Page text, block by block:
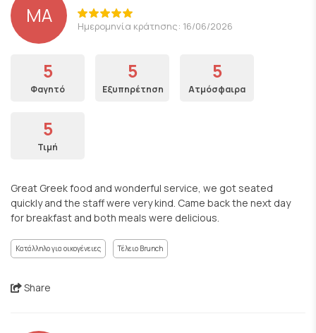
MA Ημερομηνία κράτησης: 16/06/2026
5
Φαγητό
5
Εξυπηρέτηση
5
Ατμόσφαιρα
5
Τιμή
Great Greek food and wonderful service, we got seated
quickly and the staff were very kind. Came back the next day
for breakfast and both meals were delicious.
Κατάλληλο για οικογένειες Τέλειο Brunch
Share